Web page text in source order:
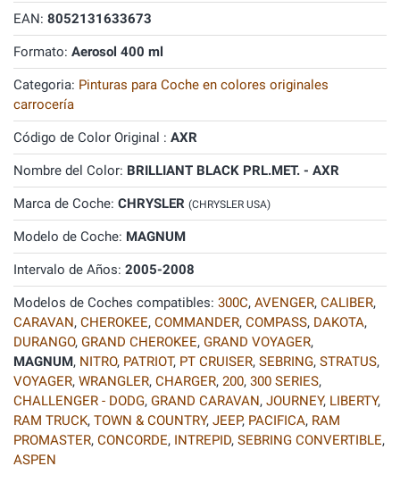
EAN: 8052131633673
Formato: Aerosol 400 ml
Categoria: Pinturas para Coche en colores originales
carrocería
Código de Color Original : AXR
Nombre del Color: BRILLIANT BLACK PRL.MET. - AXR
Marca de Coche: CHRYSLER (CHRYSLER USA)
Modelo de Coche: MAGNUM
Intervalo de Años: 2005-2008
Modelos de Coches compatibles: 300C, AVENGER, CALIBER,
CARAVAN, CHEROKEE, COMMANDER, COMPASS, DAKOTA,
DURANGO, GRAND CHEROKEE, GRAND VOYAGER,
MAGNUM, NITRO, PATRIOT, PT CRUISER, SEBRING, STRATUS,
VOYAGER, WRANGLER, CHARGER, 200, 300 SERIES,
CHALLENGER - DODG, GRAND CARAVAN, JOURNEY, LIBERTY,
RAM TRUCK, TOWN & COUNTRY, JEEP, PACIFICA, RAM
PROMASTER, CONCORDE, INTREPID, SEBRING CONVERTIBLE,
ASPEN